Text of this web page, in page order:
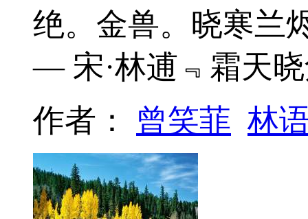
绝。金兽。晓寒兰
— 宋·林逋﹃霜天
作者： 曾笑菲 林